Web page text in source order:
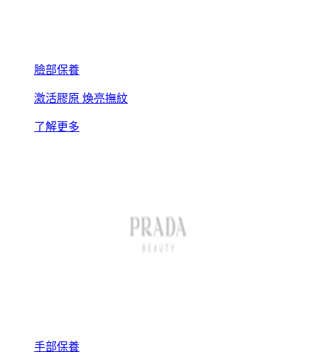
臉部保養
激活膠原 煥亮撫紋
了解更多
手部保養